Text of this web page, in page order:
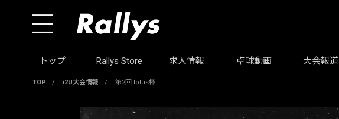
トップ Rallys Store 求人情報 卓球動画 大会報道
TOP / i2U大会情報 / 第2回 lotus杯